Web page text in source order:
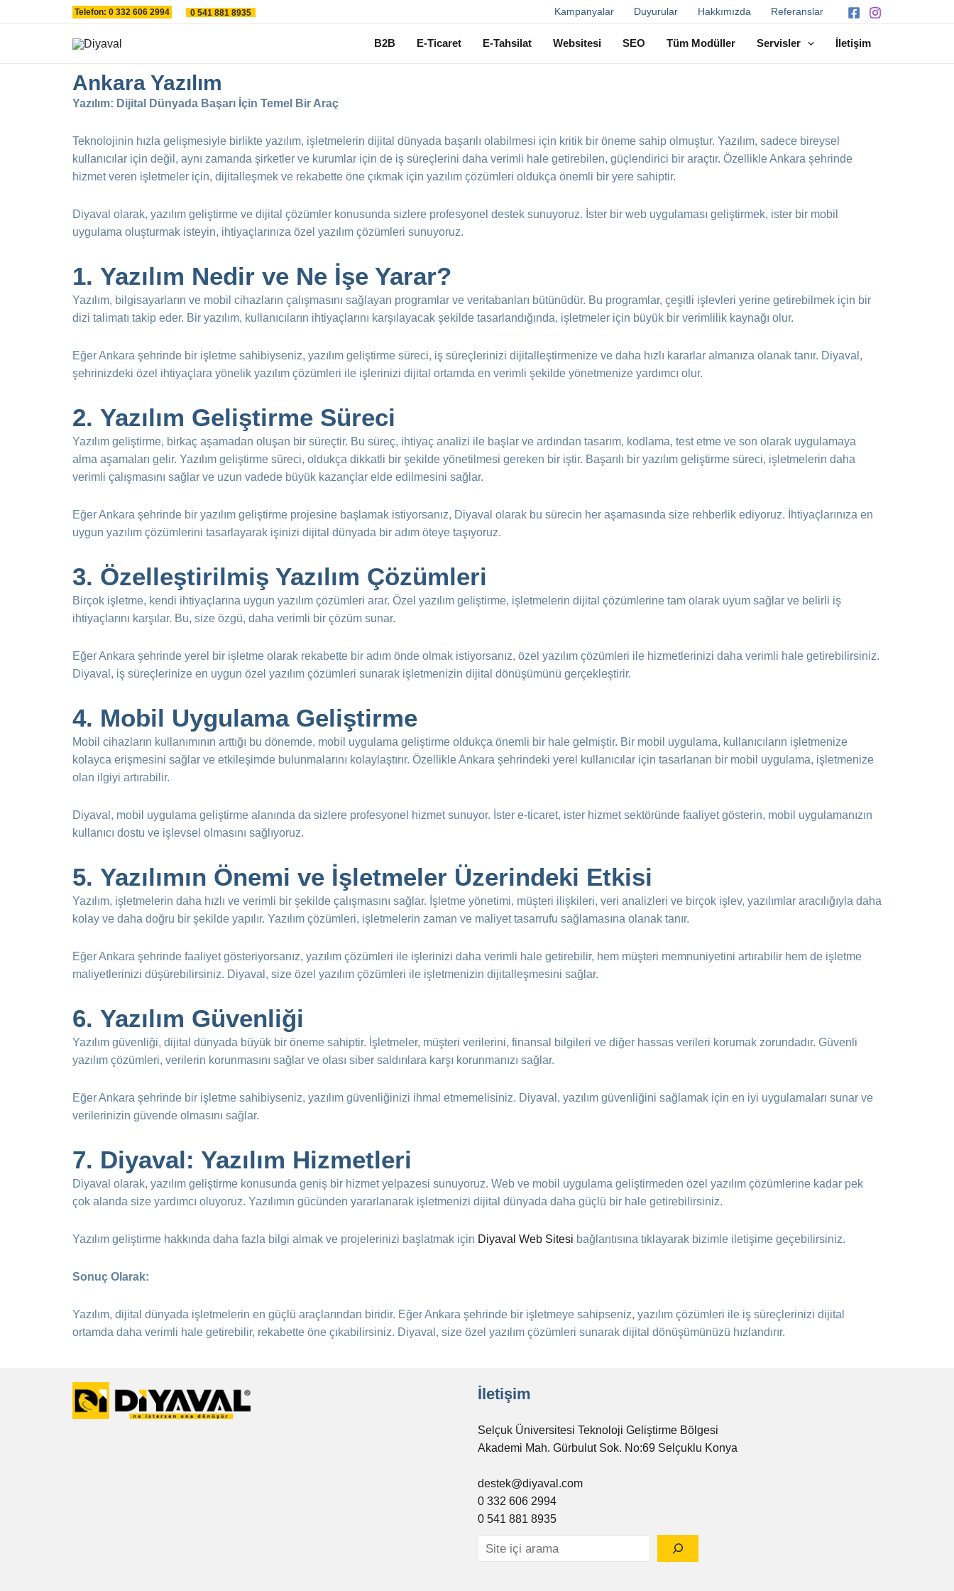
Telefon: 0 332 606 2994 0 541 881 8935 Kampanyalar Duyurular Hakkımızda Referanslar
B2B E-Ticaret E-Tahsilat Websitesi SEO Tüm Modüller Servisler İletişim
Ankara Yazılım
Yazılım: Dijital Dünyada Başarı İçin Temel Bir Araç
Teknolojinin hızla gelişmesiyle birlikte yazılım, işletmelerin dijital dünyada başarılı olabilmesi için kritik bir öneme sahip olmuştur. Yazılım, sadece bireysel
kullanıcılar için değil, aynı zamanda şirketler ve kurumlar için de iş süreçlerini daha verimli hale getirebilen, güçlendirici bir araçtır. Özellikle Ankara şehrinde
hizmet veren işletmeler için, dijitalleşmek ve rekabette öne çıkmak için yazılım çözümleri oldukça önemli bir yere sahiptir.
Diyaval olarak, yazılım geliştirme ve dijital çözümler konusunda sizlere profesyonel destek sunuyoruz. İster bir web uygulaması geliştirmek, ister bir mobil
uygulama oluşturmak isteyin, ihtiyaçlarınıza özel yazılım çözümleri sunuyoruz.
1. Yazılım Nedir ve Ne İşe Yarar?
Yazılım, bilgisayarların ve mobil cihazların çalışmasını sağlayan programlar ve veritabanları bütünüdür. Bu programlar, çeşitli işlevleri yerine getirebilmek için bir
dizi talimatı takip eder. Bir yazılım, kullanıcıların ihtiyaçlarını karşılayacak şekilde tasarlandığında, işletmeler için büyük bir verimlilik kaynağı olur.
Eğer Ankara şehrinde bir işletme sahibiyseniz, yazılım geliştirme süreci, iş süreçlerinizi dijitalleştirmenize ve daha hızlı kararlar almanıza olanak tanır. Diyaval,
şehrinizdeki özel ihtiyaçlara yönelik yazılım çözümleri ile işlerinizi dijital ortamda en verimli şekilde yönetmenize yardımcı olur.
2. Yazılım Geliştirme Süreci
Yazılım geliştirme, birkaç aşamadan oluşan bir süreçtir. Bu süreç, ihtiyaç analizi ile başlar ve ardından tasarım, kodlama, test etme ve son olarak uygulamaya
alma aşamaları gelir. Yazılım geliştirme süreci, oldukça dikkatli bir şekilde yönetilmesi gereken bir iştir. Başarılı bir yazılım geliştirme süreci, işletmelerin daha
verimli çalışmasını sağlar ve uzun vadede büyük kazançlar elde edilmesini sağlar.
Eğer Ankara şehrinde bir yazılım geliştirme projesine başlamak istiyorsanız, Diyaval olarak bu sürecin her aşamasında size rehberlik ediyoruz. İhtiyaçlarınıza en
uygun yazılım çözümlerini tasarlayarak işinizi dijital dünyada bir adım öteye taşıyoruz.
3. Özelleştirilmiş Yazılım Çözümleri
Birçok işletme, kendi ihtiyaçlarına uygun yazılım çözümleri arar. Özel yazılım geliştirme, işletmelerin dijital çözümlerine tam olarak uyum sağlar ve belirli iş
ihtiyaçlarını karşılar. Bu, size özgü, daha verimli bir çözüm sunar.
Eğer Ankara şehrinde yerel bir işletme olarak rekabette bir adım önde olmak istiyorsanız, özel yazılım çözümleri ile hizmetlerinizi daha verimli hale getirebilirsiniz.
Diyaval, iş süreçlerinize en uygun özel yazılım çözümleri sunarak işletmenizin dijital dönüşümünü gerçekleştirir.
4. Mobil Uygulama Geliştirme
Mobil cihazların kullanımının arttığı bu dönemde, mobil uygulama geliştirme oldukça önemli bir hale gelmiştir. Bir mobil uygulama, kullanıcıların işletmenize
kolayca erişmesini sağlar ve etkileşimde bulunmalarını kolaylaştırır. Özellikle Ankara şehrindeki yerel kullanıcılar için tasarlanan bir mobil uygulama, işletmenize
olan ilgiyi artırabilir.
Diyaval, mobil uygulama geliştirme alanında da sizlere profesyonel hizmet sunuyor. İster e-ticaret, ister hizmet sektöründe faaliyet gösterin, mobil uygulamanızın
kullanıcı dostu ve işlevsel olmasını sağlıyoruz.
5. Yazılımın Önemi ve İşletmeler Üzerindeki Etkisi
Yazılım, işletmelerin daha hızlı ve verimli bir şekilde çalışmasını sağlar. İşletme yönetimi, müşteri ilişkileri, veri analizleri ve birçok işlev, yazılımlar aracılığıyla daha
kolay ve daha doğru bir şekilde yapılır. Yazılım çözümleri, işletmelerin zaman ve maliyet tasarrufu sağlamasına olanak tanır.
Eğer Ankara şehrinde faaliyet gösteriyorsanız, yazılım çözümleri ile işlerinizi daha verimli hale getirebilir, hem müşteri memnuniyetini artırabilir hem de işletme
maliyetlerinizi düşürebilirsiniz. Diyaval, size özel yazılım çözümleri ile işletmenizin dijitalleşmesini sağlar.
6. Yazılım Güvenliği
Yazılım güvenliği, dijital dünyada büyük bir öneme sahiptir. İşletmeler, müşteri verilerini, finansal bilgileri ve diğer hassas verileri korumak zorundadır. Güvenli
yazılım çözümleri, verilerin korunmasını sağlar ve olası siber saldırılara karşı korunmanızı sağlar.
Eğer Ankara şehrinde bir işletme sahibiyseniz, yazılım güvenliğinizi ihmal etmemelisiniz. Diyaval, yazılım güvenliğini sağlamak için en iyi uygulamaları sunar ve
verilerinizin güvende olmasını sağlar.
7. Diyaval: Yazılım Hizmetleri
Diyaval olarak, yazılım geliştirme konusunda geniş bir hizmet yelpazesi sunuyoruz. Web ve mobil uygulama geliştirmeden özel yazılım çözümlerine kadar pek
çok alanda size yardımcı oluyoruz. Yazılımın gücünden yararlanarak işletmenizi dijital dünyada daha güçlü bir hale getirebilirsiniz.
Yazılım geliştirme hakkında daha fazla bilgi almak ve projelerinizi başlatmak için Diyaval Web Sitesi bağlantısına tıklayarak bizimle iletişime geçebilirsiniz.
Sonuç Olarak:
Yazılım, dijital dünyada işletmelerin en güçlü araçlarından biridir. Eğer Ankara şehrinde bir işletmeye sahipseniz, yazılım çözümleri ile iş süreçlerinizi dijital
ortamda daha verimli hale getirebilir, rekabette öne çıkabilirsiniz. Diyaval, size özel yazılım çözümleri sunarak dijital dönüşümünüzü hızlandırır.
İletişim
Selçuk Üniversitesi Teknoloji Geliştirme Bölgesi
Akademi Mah. Gürbulut Sok. No:69 Selçuklu Konya
destek@diyaval.com
0 332 606 2994
0 541 881 8935